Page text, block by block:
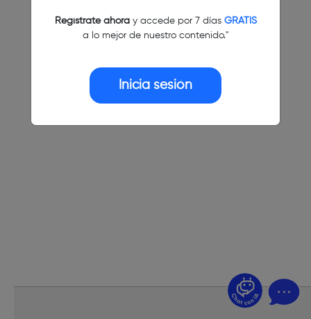
Regístrate ahoray accede por 7 días GRATIS
a lo mejor de nuestro contenido."
Inicia sesión